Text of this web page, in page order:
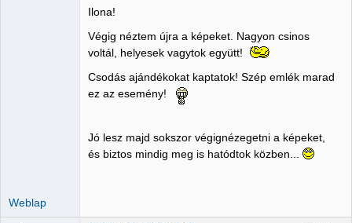
Ilona!
Végig néztem újra a képeket. Nagyon csinos
voltál, helyesek vagytok együtt!
Csodás ajándékokat kaptatok! Szép emlék marad
ez az esemény!
Jó lesz majd sokszor végignézegetni a képeket,
és biztos mindig meg is hatódtok közben...
Weblap